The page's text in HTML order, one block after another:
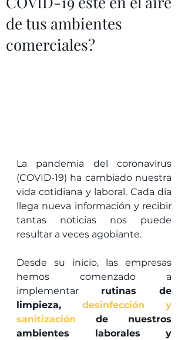
de tus ambientes
comerciales?
La pandemia del coronavirus
(COVID-19) ha cambiado nuestra
vida cotidiana y laboral. Cada día
llega nueva información y recibir
tantas noticias nos puede
resultar a veces agobiante.
Desde su inicio, las empresas
hemos comenzado a
implementar rutinas de
limpieza, desinfección y
sanitización de nuestros
ambientes laborales y